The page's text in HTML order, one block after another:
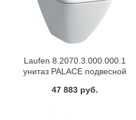
Laufen 8.2070.3.000.000.1
унитаз PALACE подвесной
47 883 руб.